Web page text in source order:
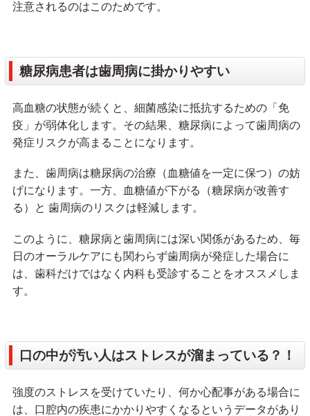
注意されるのはこのためです。
糖尿病患者は歯周病に掛かりやすい
高血糖の状態が続くと、細菌感染に抵抗するための「免
疫」が弱体化します。その結果、糖尿病によって歯周病の
発症リスクが高まることになります。
また、歯周病は糖尿病の治療（血糖値を一定に保つ）の妨
げになります。一方、血糖値が下がる（糖尿病が改善す
る）と 歯周病のリスクは軽減します。
このように、糖尿病と歯周病には深い関係があるため、毎
日のオーラルケアにも関わらず歯周病が発症した場合に
は、歯科だけではなく内科も受診することをオススメしま
す。
口の中が汚い人はストレスが溜まっている？！
強度のストレスを受けていたり、何か心配事がある場合に
は、口腔内の疾患にかかりやすくなるというデータがあり